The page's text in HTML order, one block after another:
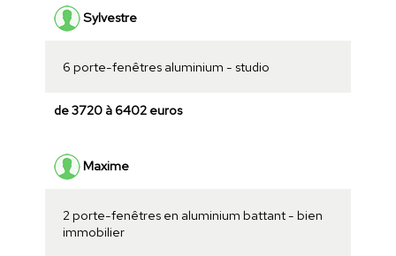
Sylvestre
6 porte-fenêtres aluminium - studio
de 3720 à 6402 euros
Maxime
2 porte-fenêtres en aluminium battant - bien
immobilier